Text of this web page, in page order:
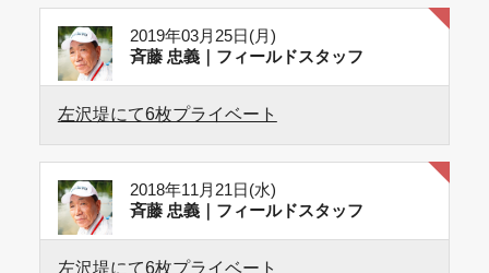
2019年03月25日(月)
斉藤 忠義｜フィールドスタッフ
左沢堤にて6枚プライベート
2018年11月21日(水)
斉藤 忠義｜フィールドスタッフ
左沢堤にて6枚プライベート